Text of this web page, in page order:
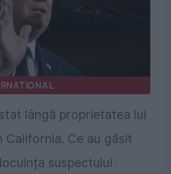
lângă proprietatea lui
California. Ce au găsit
suspectului